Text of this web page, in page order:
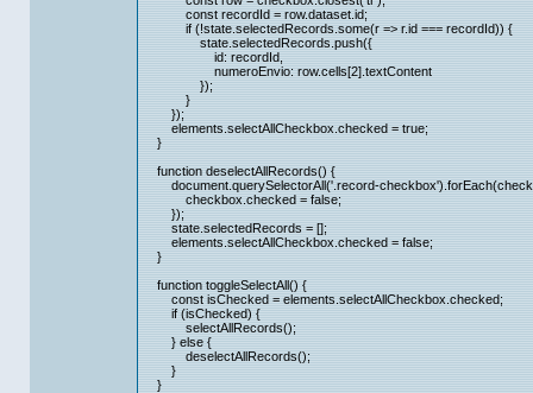
const recordId = row.dataset.id;
if (!state.selectedRecords.some(r => r.id === recordId)) {
state.selectedRecords.push({
id: recordId,
numeroEnvio: row.cells[2].textContent
});
}
});
elements.selectAllCheckbox.checked = true;
}
function deselectAllRecords() {
document.querySelectorAll('.record-
checkbox.checked = false;
});
state.selectedRecords = [];
elements.selectAllCheckbox.checked = false;
}
function toggleSelectAll() {
const isChecked = elements.selectAllCheckbox.checked;
if (isChecked) {
selectAllRecords();
} else {
deselectAllRecords();
}
}